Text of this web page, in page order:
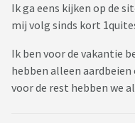
Ik ga eens kijken op de
mij volg sinds kort
Ik ben voor de vakantie
hebben alleen
voor de rest hebben we